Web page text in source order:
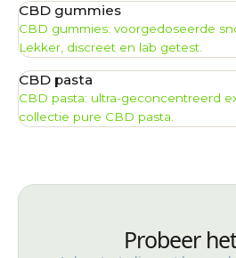
CBD gummies
CBD gummies: voorgedoseerde
Lekker, discreet en lab getest.
CBD pasta
CBD pasta: ultra-geconcentreerd
collectie pure CBD pasta.
Probeer